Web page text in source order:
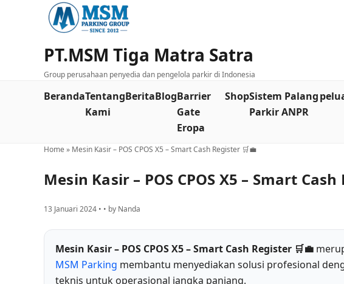
PT.MSM Tiga Matra Satra
Group perusahaan penyedia dan pengelola parkir di Indonesia
BerandaTentang
Kami
BeritaBlogBarrier
Gate
Eropa
ShopSistem Palang
Parkir ANPR
Home » Mesin Kasir – POS CPOS X5 – Smart Cash Register 🛒💼
Mesin Kasir – POS CPOS X5 – Smart
13 Januari 2024 • • by Nanda
Mesin Kasir – POS CPOS X5 – Smart Cash Register 🛒💼
MSM Parking membantu menyediakan solusi profesional
teknis untuk operasional jangka panjang.